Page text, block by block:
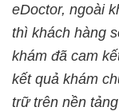
eDoctor, ngoài
thì khách hàng
khám đã cam
kết quả khám
trữ trên nền